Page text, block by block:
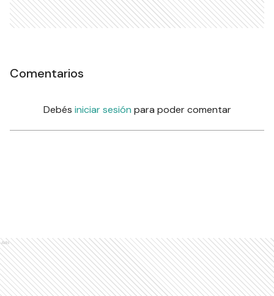
Comentarios
Debés iniciar sesión para poder comentar
Ads